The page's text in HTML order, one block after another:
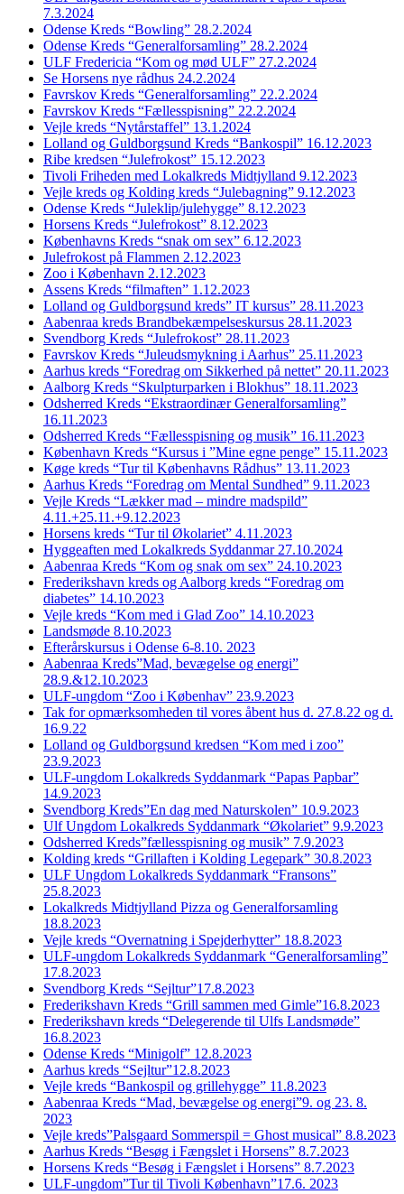
7.3.2024
Odense Kreds “Bowling” 28.2.2024
Odense Kreds “Generalforsamling” 28.2.2024
ULF Fredericia “Kom og mød ULF” 27.2.2024
Se Horsens nye rådhus 24.2.2024
Favrskov Kreds “Generalforsamling” 22.2.2024
Favrskov Kreds “Fællesspisning” 22.2.2024
Vejle kreds “Nytårstaffel” 13.1.2024
Lolland og Guldborgsund Kreds “Bankospil” 16.12.2023
Ribe kredsen “Julefrokost” 15.12.2023
Tivoli Friheden med Lokalkreds Midtjylland 9.12.2023
Vejle kreds og Kolding kreds “Julebagning” 9.12.2023
Odense Kreds “Juleklip/julehygge” 8.12.2023
Horsens Kreds “Julefrokost” 8.12.2023
Københavns Kreds “snak om sex” 6.12.2023
Julefrokost på Flammen 2.12.2023
Zoo i København 2.12.2023
Assens Kreds “filmaften” 1.12.2023
Lolland og Guldborgsund kreds” IT kursus” 28.11.2023
Aabenraa kreds Brandbekæmpelseskursus 28.11.2023
Svendborg Kreds “Julefrokost” 28.11.2023
Favrskov Kreds “Juleudsmykning i Aarhus” 25.11.2023
Aarhus kreds “Foredrag om Sikkerhed på nettet” 20.11.2023
Aalborg Kreds “Skulpturparken i Blokhus” 18.11.2023
Odsherred Kreds “Ekstraordinær Generalforsamling”
16.11.2023
Odsherred Kreds “Fællesspisning og musik” 16.11.2023
København Kreds “Kursus i ”Mine egne penge” 15.11.2023
Køge kreds “Tur til Københavns Rådhus” 13.11.2023
Aarhus Kreds “Foredrag om Mental Sundhed” 9.11.2023
Vejle Kreds “Lækker mad – mindre madspild”
4.11.+25.11.+9.12.2023
Horsens kreds “Tur til Økolariet” 4.11.2023
Hyggeaften med Lokalkreds Syddanmar 27.10.2024
Aabenraa Kreds “Kom og snak om sex” 24.10.2023
Frederikshavn kreds og Aalborg kreds “Foredrag om
diabetes” 14.10.2023
Vejle kreds “Kom med i Glad Zoo” 14.10.2023
Landsmøde 8.10.2023
Efterårskursus i Odense 6-8.10. 2023
Aabenraa Kreds”Mad, bevægelse og energi”
28.9.&12.10.2023
ULF-ungdom “Zoo i Københav” 23.9.2023
Tak for opmærksomheden til vores åbent hus d. 27.8.22 og d.
16.9.22
Lolland og Guldborgsund kredsen “Kom med i zoo”
23.9.2023
ULF-ungdom Lokalkreds Syddanmark “Papas Papbar”
14.9.2023
Svendborg Kreds”En dag med Naturskolen” 10.9.2023
Ulf Ungdom Lokalkreds Syddanmark “Økolariet” 9.9.2023
Odsherred Kreds”fællesspisning og musik” 7.9.2023
Kolding kreds “Grillaften i Kolding Legepark” 30.8.2023
ULF Ungdom Lokalkreds Syddanmark “Fransons”
25.8.2023
Lokalkreds Midtjylland Pizza og Generalforsamling
18.8.2023
Vejle kreds “Overnatning i Spejderhytter” 18.8.2023
ULF-ungdom Lokalkreds Syddanmark “Generalforsamling”
17.8.2023
Svendborg Kreds “Sejltur”17.8.2023
Frederikshavn Kreds “Grill sammen med Gimle”16.8.2023
Frederikshavn kreds “Delegerende til Ulfs Landsmøde”
16.8.2023
Odense Kreds “Minigolf” 12.8.2023
Aarhus kreds “Sejltur”12.8.2023
Vejle kreds “Bankospil og grillehygge” 11.8.2023
Aabenraa Kreds “Mad, bevægelse og energi”9. og 23. 8.
2023
Vejle kreds”Palsgaard Sommerspil = Ghost musical” 8.8.2023
Aarhus Kreds “Besøg i Fængslet i Horsens” 8.7.2023
Horsens Kreds “Besøg i Fængslet i Horsens” 8.7.2023
ULF-ungdom”Tur til Tivoli København”17.6. 2023